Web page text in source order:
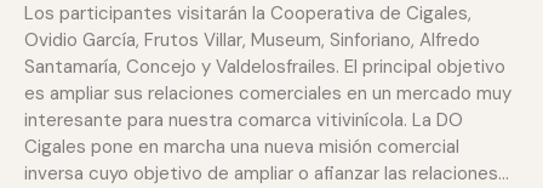
Los participantes visitarán la Cooperativa de Cigales,
Ovidio García, Frutos Villar, Museum, Sinforiano, Alfredo
Santamaría, Concejo y Valdelosfrailes. El principal objetivo
es ampliar sus relaciones comerciales en un mercado muy
interesante para nuestra comarca vitivinícola. La DO
Cigales pone en marcha una nueva misión comercial
inversa cuyo objetivo de ampliar o afianzar las relaciones…